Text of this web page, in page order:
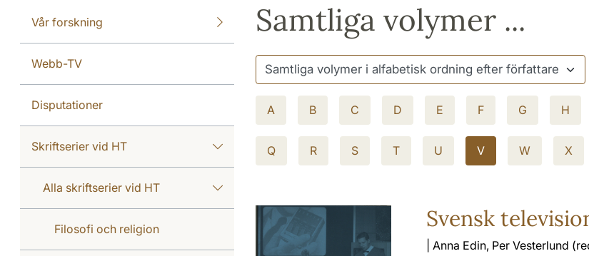
Vår forskning
Webb-TV
Disputationer
Skriftserier vid HT
Alla skriftserier vid HT
Filosofi och religion
Samtliga volymer ...
A B C D E F G H
Q R S T U V W X
Svensk
| Anna Edin, Per Vesterlund